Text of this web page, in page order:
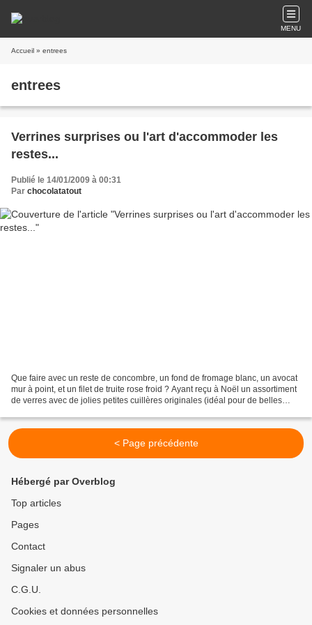
MENU
Accueil » entrees
entrees
Verrines surprises ou l'art d'accommoder les
restes...
Publié le 14/01/2009 à 00:31
Par chocolatatout
Que faire avec un reste de concombre, un fond de fromage blanc, un avocat
mur à point, et un filet de truite rose froid ? Ayant reçu à Noël un assortiment
de verres avec de jolies petites cuillères originales (idéal pour de belles
< Page précédente
Hébergé par Overblog
Top articles
Pages
Contact
Signaler un abus
C.G.U.
Cookies et données personnelles